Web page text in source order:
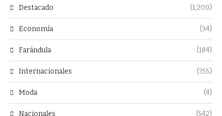
Destacado (1,200)
Economía (34)
Farándula (184)
Internacionales (355)
Moda (4)
Nacionales (542)